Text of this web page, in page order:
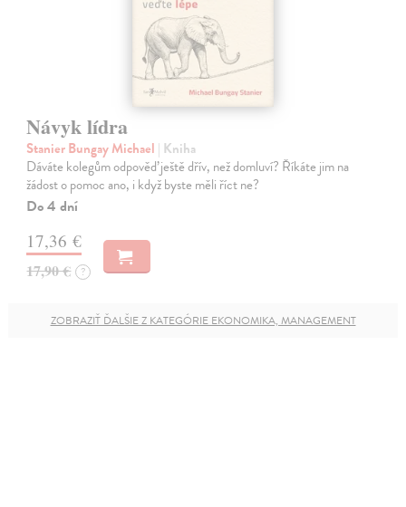
Návyk lídra
Stanier Bungay Michael | Kniha
Dáváte kolegům odpověď ještě dřív, než domluví? Říkáte jim na
žádost o pomoc ano, i když byste měli říct ne?
Do 4 dní
17,36 €
17,90 € ?
ZOBRAZIŤ ĎALŠIE Z KATEGÓRIE EKONOMIKA, MANAGEMENT